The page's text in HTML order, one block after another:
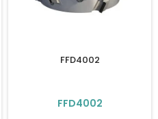
FFD4002
FFD4002